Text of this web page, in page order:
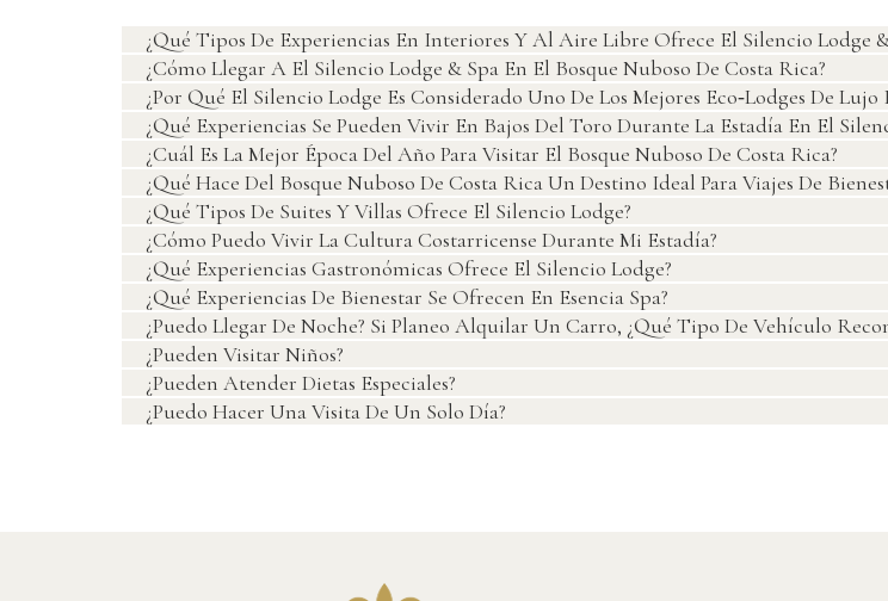
¿Qué Tipos De Experiencias En Interiores Y Al Aire Libre Ofrece El Silencio Lodge &
¿Cómo Llegar A El Silencio Lodge & Spa En El Bosque Nuboso De Costa Rica?
¿Por Qué El Silencio Lodge Es Considerado Uno De Los Mejores Eco‑lodges De Lujo
¿Qué Experiencias Se Pueden Vivir En Bajos Del Toro Durante La Estadía En El
¿Cuál Es La Mejor Época Del Año Para Visitar El Bosque Nuboso De Costa Rica?
¿Qué Hace Del Bosque Nuboso De Costa Rica Un Destino Ideal Para Viajes De
¿Qué Tipos De Suites Y Villas Ofrece El Silencio Lodge?
¿Cómo Puedo Vivir La Cultura Costarricense Durante Mi Estadía?
¿Qué Experiencias Gastronómicas Ofrece El Silencio Lodge?
¿Qué Experiencias De Bienestar Se Ofrecen En Esencia Spa?
¿Puedo Llegar De Noche? Si Planeo Alquilar Un Carro, ¿qué Tipo De Vehículo
¿Pueden Visitar Niños?
¿Pueden Atender Dietas Especiales?
¿Puedo Hacer Una Visita De Un Solo Día?